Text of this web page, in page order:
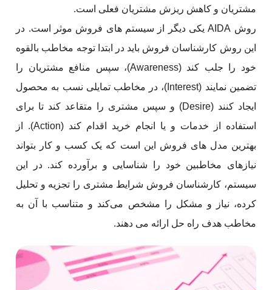
مشتریان و کاهش ریزش مشتریان فعلی است.
روش AIDA یکی دیگر از سیستم های فروش موثر است. در
این روش کارشناسان فروش باید در ابتدا توجه مخاطب بالقوه
خود را جلب کند (Awareness)، سپس منافع مشتریان را
تضمین نمایند (Interest)، در مخاطب تمایلی نسب به محصول
ایجاد کنند (Desire) و سپس مشتری را متقاعد کند تا برای
استفاده از خدمات و یا انجام خرید اقدام کند (Action). از
بهترین مدل های فروش این است که یک کسب و کار بتواند
نیازهای مخاطبین خود را شناسایی و برآورده کند. در این
سیستم، کارشناسان فروش شرایط مشتری را تجزیه و تحلیل
کرده، نیاز و مشکل را مشخص می‌کند و متناسب با آن به
مخاطب هدف راه حل ارائه می دهند.